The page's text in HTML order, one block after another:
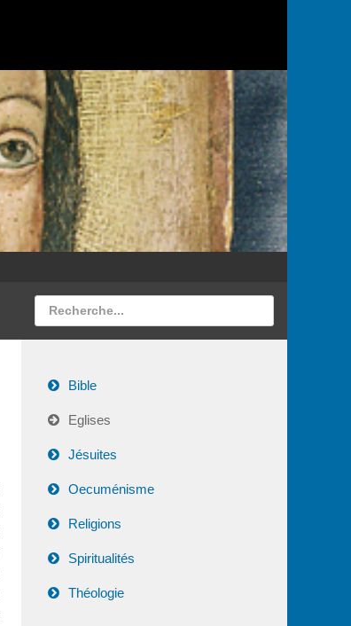
Bible
Eglises
Jésuites
Oecuménisme
Religions
Spiritualités
Théologie